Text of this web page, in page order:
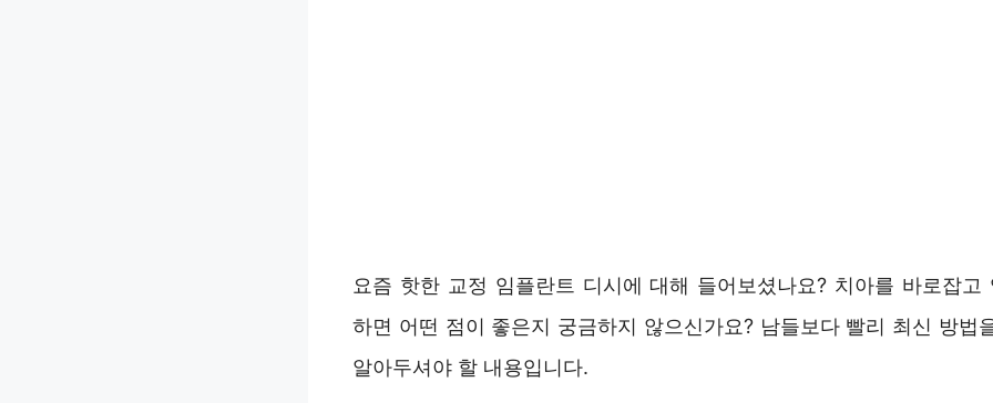
요즘 핫한 교정 임플란트 디시에 대해 들어보셨나요? 치아를 바로잡고
하면 어떤 점이 좋은지 궁금하지 않으신가요? 남들보다 빨리 최신 방법
알아두셔야 할 내용입니다.